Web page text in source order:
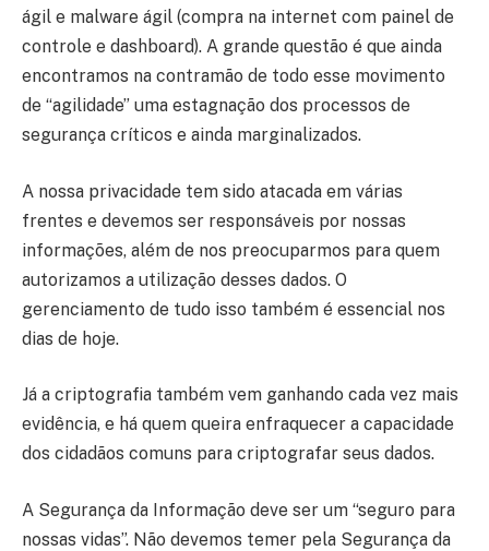
ágil e malware ágil (compra na internet com painel de
controle e dashboard). A grande questão é que ainda
encontramos na contramão de todo esse movimento
de “agilidade” uma estagnação dos processos de
segurança críticos e ainda marginalizados.
A nossa privacidade tem sido atacada em várias
frentes e devemos ser responsáveis por nossas
informações, além de nos preocuparmos para quem
autorizamos a utilização desses dados. O
gerenciamento de tudo isso também é essencial nos
dias de hoje.
Já a criptografia também vem ganhando cada vez mais
evidência, e há quem queira enfraquecer a capacidade
dos cidadãos comuns para criptografar seus dados.
A Segurança da Informação deve ser um “seguro para
nossas vidas”. Não devemos temer pela Segurança da